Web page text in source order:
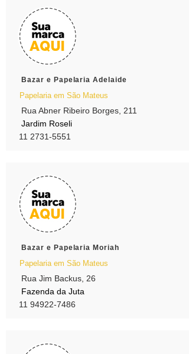
Bazar e Papelaria Adelaide
Papelaria em São Mateus
Rua Abner Ribeiro Borges, 211
Jardim Roseli
11 2731-5551
Bazar e Papelaria Moriah
Papelaria em São Mateus
Rua Jim Backus, 26
Fazenda da Juta
11 94922-7486